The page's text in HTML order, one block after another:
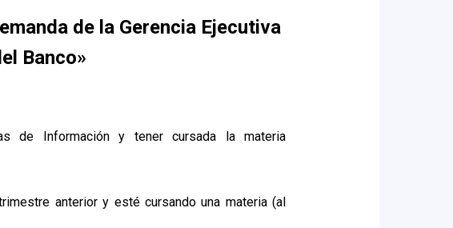
de la Gerencia Ejecutiva
Banco»
de Información y tener cursada la materia
anterior y esté cursando una materia (al